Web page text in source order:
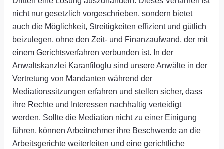
nicht nur gesetzlich vorgeschrieben, sondern bietet
auch die Möglichkeit, Streitigkeiten effizient und gütlich
beizulegen, ohne den Zeit- und Finanzaufwand, der mit
einem Gerichtsverfahren verbunden ist. In der
Anwaltskanzlei Karanfiloglu sind unsere Anwälte in der
Vertretung von Mandanten während der
Mediationssitzungen erfahren und stellen sicher, dass
ihre Rechte und Interessen nachhaltig verteidigt
werden. Sollte die Mediation nicht zu einer Einigung
führen, können Arbeitnehmer ihre Beschwerde an die
Arbeitsgerichte weiterleiten und eine gerichtliche